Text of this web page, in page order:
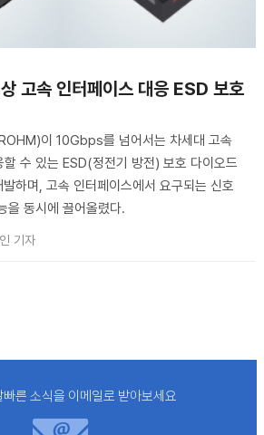
고속 인터페이스 대응 ESD 보호
이 10Gbps를 넘어서는 차세대 고속
할 수 있는 ESD(정전기 방전) 보호 다이오드
발하며, 고속 인터페이스에서 요구되는 신호
을 동시에 끌어올렸다.
기자
른 소식을 이메일로 받아보세요